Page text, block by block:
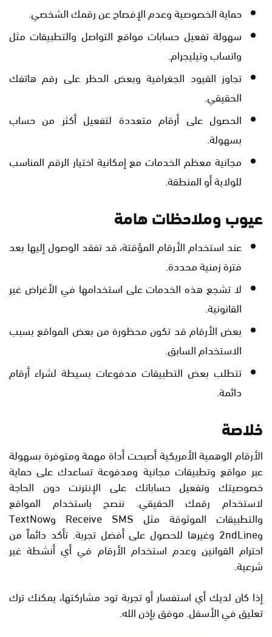
حماية الخصوصية وعدم الإفصاح عن رقمك الشخصي.
سهولة تفعيل حسابات مواقع التواصل والتطبيقات مثل
واتساب وتيليجرام.
تجاوز القيود الجغرافية وبعض الحظر على رقم هاتفك
الحقيقي.
الحصول على أرقام متعددة لتفعيل أكثر من حساب
بسهولة.
مجانية معظم الخدمات مع إمكانية اختيار الرقم المناسب
للولاية أو المنطقة.
عيوب وملاحظات هامة
عند استخدام الأرقام المؤقتة، قد تفقد الوصول إليها بعد
فترة زمنية محددة.
لا تشجع هذه الخدمات على استخدامها في الأغراض غير
القانونية.
بعض الأرقام قد تكون محظورة من بعض المواقع بسبب
الاستخدام السابق.
تتطلب بعض التطبيقات مدفوعات بسيطة لشراء أرقام
دائمة.
خلاصة
الأرقام الوهمية الأمريكية أصبحت أداة مهمة ومتوفرة بسهولة
عبر مواقع وتطبيقات مجانية ومدفوعة تساعدك على حماية
خصوصيتك وتفعيل حساباتك على الإنترنت دون الحاجة
لاستخدام رقمك الحقيقي. ننصح باستخدام المواقع
والتطبيقات الموثوقة مثل Receive SMS وTextNow
و2ndLine وغيرها للحصول على أفضل تجربة. تأكد دائماً من
احترام القوانين وعدم استخدام الأرقام في أي أنشطة غير
شرعية.
إذا كان لديك أي استفسار أو تجربة تود مشاركتها، يمكنك ترك
تعليق في الأسفل. موفق بإذن الله.